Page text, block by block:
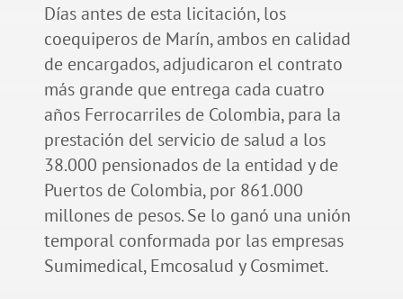
Días antes de esta licitación, los
coequiperos de Marín, ambos en calidad
de encargados, adjudicaron el contrato
más grande que entrega cada cuatro
años Ferrocarriles de Colombia, para la
prestación del servicio de salud a los
38.000 pensionados de la entidad y de
Puertos de Colombia, por 861.000
millones de pesos. Se lo ganó una unión
temporal conformada por las empresas
Sumimedical, Emcosalud y Cosmimet.